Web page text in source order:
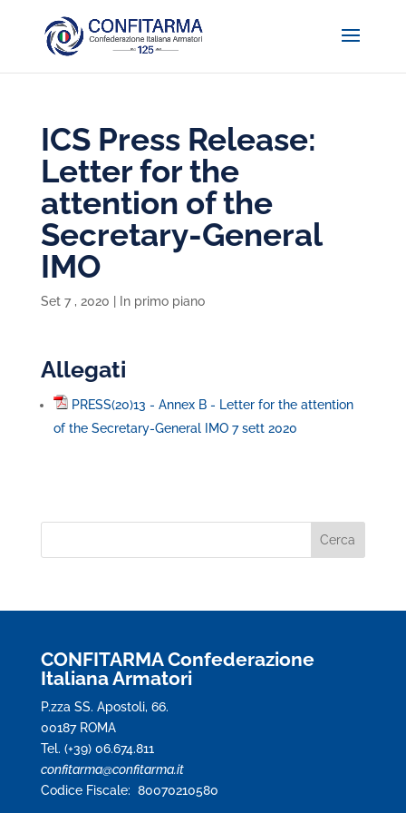
ICS Press Release:
Letter for the
attention of the
Secretary-General
IMO
Set 7 , 2020 In primo piano
Allegati
PRESS(20)13 - Annex B - Letter for the attention
of the Secretary-General IMO 7 sett 2020
CONFITARMA Confederazione
Italiana Armatori
P.zza SS. Apostoli, 66.
00187 ROMA
Tel. (+39) 06.674.811
confitarma@confitarma.it
Codice Fiscale: 80070210580